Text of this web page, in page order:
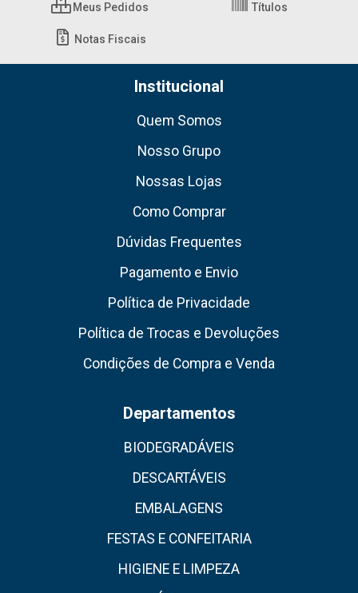
Meus Pedidos Títulos
Notas Fiscais
Institucional
Quem Somos
Nosso Grupo
Nossas Lojas
Como Comprar
Dúvidas Frequentes
Pagamento e Envio
Política de Privacidade
Política de Trocas e Devoluções
Condições de Compra e Venda
Departamentos
BIODEGRADÁVEIS
DESCARTÁVEIS
EMBALAGENS
FESTAS E CONFEITARIA
HIGIENE E LIMPEZA